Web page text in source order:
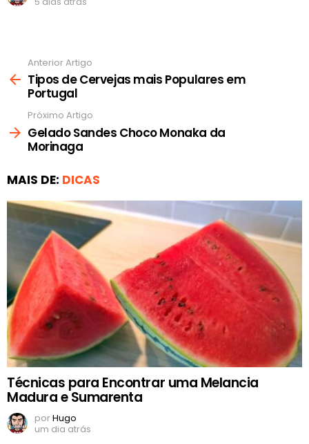
mais
Anterior Artigo
Tipos de Cervejas mais Populares em
Portugal
Próximo Artigo
Gelado Sandes Choco Monaka da
Morinaga
MAIS DE: DICAS
Técnicas para Encontrar uma Melancia
Madura e Sumarenta
porHugo
um dia atrás